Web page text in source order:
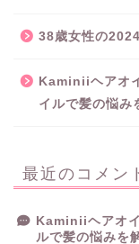
38歳女性の
Kaminiiヘアオ
イルで髪の悩み
最近のコメン
Kaminiiヘアオ
ルで髪の悩みを